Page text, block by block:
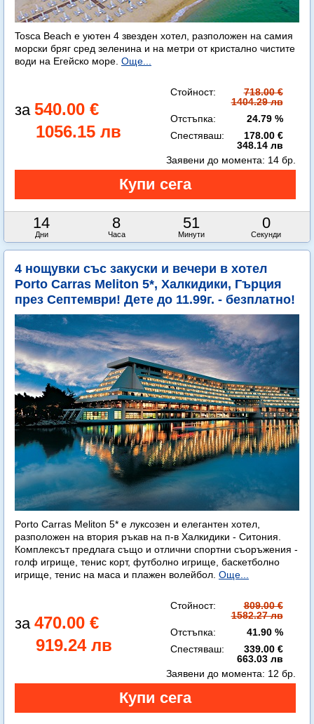
Tosca Beach е уютен 4 звезден хотел, разположен на самия
морски бряг сред зеленина и на метри от кристално чистите
води на Егейско море. Още...
540.00 €
1056.15 лв
Стойност:
718.00 €
1404.29 лв
Отстъпка:
24.79 %
Спестяваш:
178.00 €
348.14 лв
14
Дни
8
Часа
50
Минути
58
Секунди
Заявени до момента: 14 бр.
4 нощувки със закуски и вечери в хотел
Porto Carras Meliton 5*, Халкидики, Гърция
през Септември! Дете до 11.99г. - безплатно!
Porto Carras Meliton 5* е луксозен и елегантен хотел,
разположен на втория ръкав на п-в Халкидики - Ситония.
Комплексът предлага също и отлични спортни съоръжения -
голф игрище, тенис корт, футболно игрище, баскетболно
игрище, тенис на маса и плажен волейбол. Още...
470.00 €
919.24 лв
Стойност:
809.00 €
1582.27 лв
Отстъпка:
41.90 %
Спестяваш:
339.00 €
663.03 лв
Заявени до момента: 12 бр.